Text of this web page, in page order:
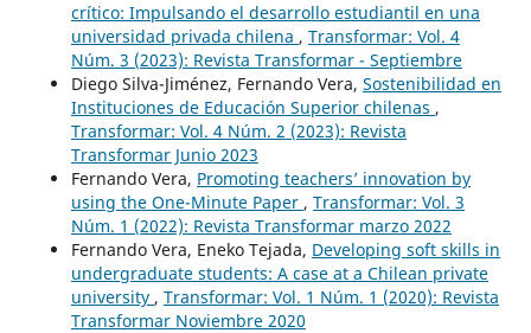
crítico: Impulsando el desarrollo estudiantil en una
universidad privada chilena , Transformar: Vol. 4
Núm. 3 (2023): Revista Transformar - Septiembre
Diego Silva-Jiménez, Fernando Vera, Sostenibilidad en
Instituciones de Educación Superior chilenas ,
Transformar: Vol. 4 Núm. 2 (2023): Revista
Transformar Junio 2023
Fernando Vera, Promoting teachers’ innovation by
using the One-Minute Paper , Transformar: Vol. 3
Núm. 1 (2022): Revista Transformar marzo 2022
Fernando Vera, Eneko Tejada, Developing soft skills in
undergraduate students: A case at a Chilean private
university , Transformar: Vol. 1 Núm. 1 (2020): Revista
Transformar Noviembre 2020